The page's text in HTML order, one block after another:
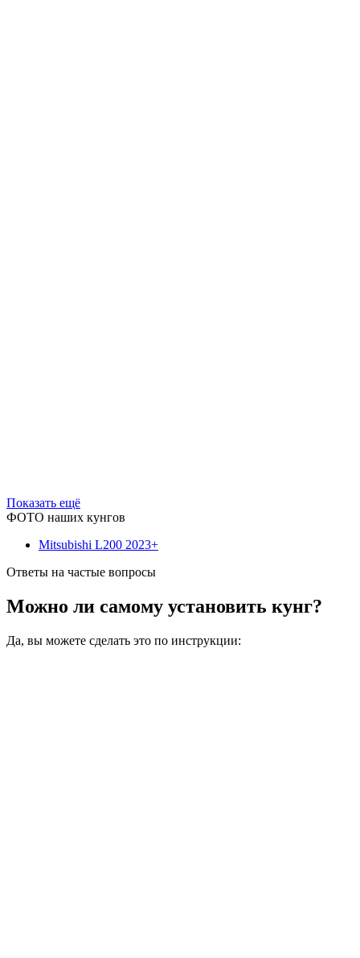
Показать ещё
ФОТО наших кунгов
Mitsubishi L200 2023+
Ответы на частые вопросы
Можно ли самому установить кунг?
Да, вы можете сделать это по инструкции: